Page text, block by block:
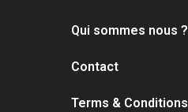
Qui sommes nous ?
Contact
Terms & Conditions